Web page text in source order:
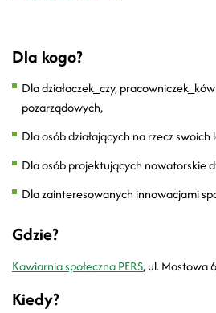
Dla kogo?
Dla działaczek_czy,
pozarządowych,
Dla osób działających na rzecz swoich
Dla osób projektujących nowatorskie
Dla zainteresowanych innowacjami
Gdzie?
Kawiarnia społeczna PERS, ul. Mostowa
Kiedy?